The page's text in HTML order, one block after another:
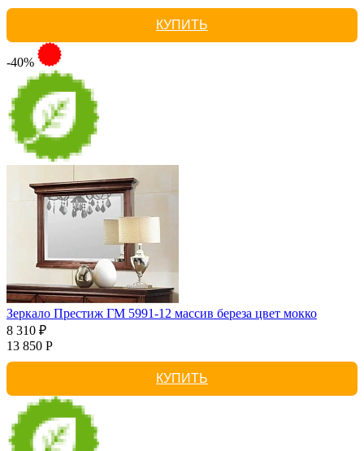
КУПИТЬ
-40%
Зеркало Престиж ГМ 5991-12 массив береза цвет мокко
8 310 ₽
13 850 Р
КУПИТЬ